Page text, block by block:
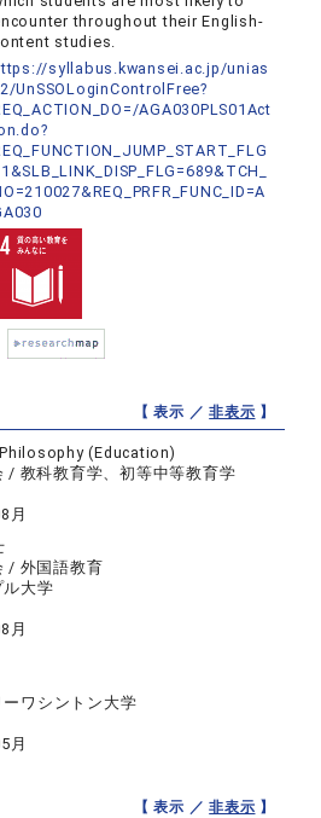
throughout their English-
studies.
syllabus.kwansei.ac.jp/unias
UnSSOLoginControlFree?
AGA030PLS01Act
【 表示 ／非表示 】
(Education)
/ 教科教育学、初等中等教育学
月
/ 外国語教育
ル大学
月
ーワシントン大学
月
【 表示 ／非表示 】